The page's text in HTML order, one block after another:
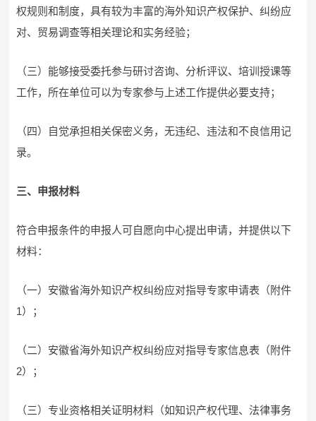
权规则和制度，具有较为丰富的海外知识产权保护、纠纷应
对、贸易调查等相关理论和实务经验；
（三）能够接受委托参与研讨咨询、分析评议、培训授课等
工作，所在单位可以为专家参与上述工作提供必要支持；
（四）自觉承担相关保密义务，无违纪、违法和不良信用记
录。
三、申报材料
符合申报条件的申报人可自愿向中心提出申请，并提供以下
材料：
（一）安徽省海外知识产权纠纷应对指导专家申请表（附件
1）；
（二）安徽省海外知识产权纠纷应对指导专家信息表（附件
2）；
（三）专业资格相关证明材料（如知识产权代理、法律事务